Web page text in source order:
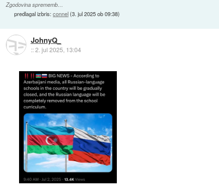
Zgodovina sprememb…
predlagal izbris:connel(3. jul 2025 ob 09:38)
JohnyQ_
::2. jul 2025, 13:04